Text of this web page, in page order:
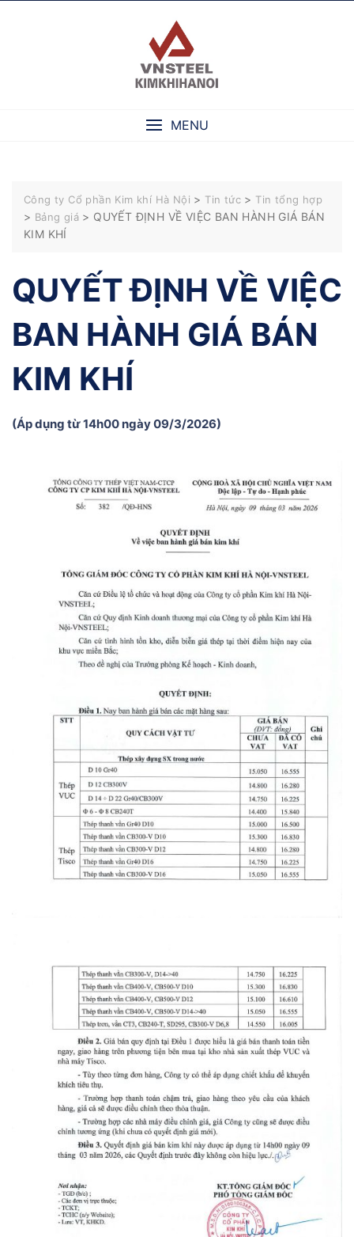
MENU
Công ty Cổ phần Kim khí Hà Nội > Tin tức > Tin tổng hợp
> Bảng giá > QUYẾT ĐỊNH VỀ VIỆC BAN HÀNH GIÁ BÁN
KIM KHÍ
QUYẾT ĐỊNH VỀ VIỆC
BAN HÀNH GIÁ BÁN
KIM KHÍ
(Áp dụng từ 14h00 ngày 09/3/2026)